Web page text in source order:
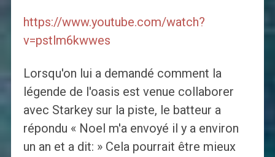
https://www.youtube.com/watch?
v=pstlm6kwwes
Lorsqu'on lui a demandé comment la
légende de l'oasis est venue collaborer
avec Starkey sur la piste, le batteur a
répondu « Noel m'a envoyé il y a environ
un an et a dit: » Cela pourrait être mieux